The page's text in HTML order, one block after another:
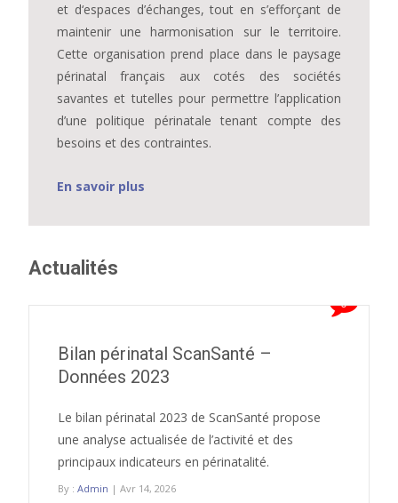
et d‘espaces d’échanges, tout en s’efforçant de
maintenir une harmonisation sur le territoire.
Cette organisation prend place dans le paysage
périnatal français aux cotés des sociétés
savantes et tutelles pour permettre l’application
d’une politique périnatale tenant compte des
besoins et des contraintes.
En savoir plus
Actualités
0
Bilan périnatal ScanSanté –
Données 2023
Le bilan périnatal 2023 de ScanSanté propose
une analyse actualisée de l’activité et des
principaux indicateurs en périnatalité.
By : Admin | Avr 14, 2026